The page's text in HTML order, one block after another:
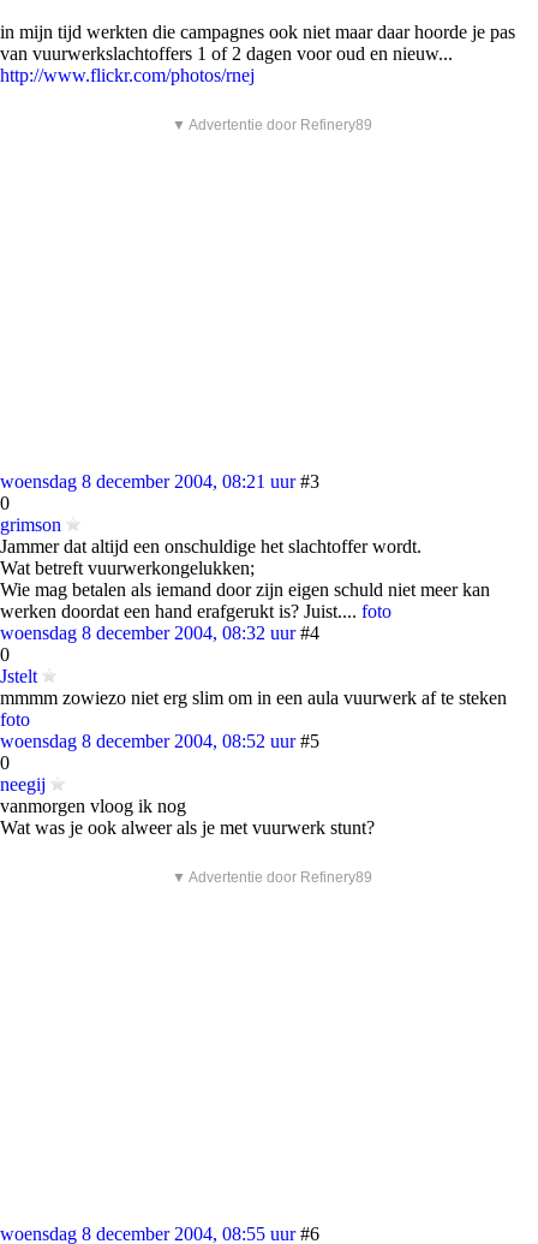
in mijn tijd werkten die campagnes ook niet maar daar hoorde je pas
van vuurwerkslachtoffers 1 of 2 dagen voor oud en nieuw...
http://www.flickr.com/photos/rnej
▼ Advertentie door Refinery89
woensdag 8 december 2004, 08:21 uur #3
0
grimson
Jammer dat altijd een onschuldige het slachtoffer wordt.
Wat betreft vuurwerkongelukken;
Wie mag betalen als iemand door zijn eigen schuld niet meer kan
werken doordat een hand erafgerukt is? Juist.... foto
woensdag 8 december 2004, 08:32 uur #4
0
Jstelt
mmmm zowiezo niet erg slim om in een aula vuurwerk af te steken
foto
woensdag 8 december 2004, 08:52 uur #5
0
neegij
vanmorgen vloog ik nog
Wat was je ook alweer als je met vuurwerk stunt?
▼ Advertentie door Refinery89
woensdag 8 december 2004, 08:55 uur #6